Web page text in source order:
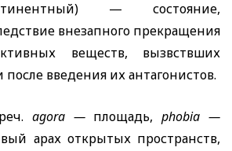
— состояние,
внезапного прекращения
веществ, вызвствших
введения их антагонистов.
agora— площадь,phobia —
арах открытых пространств,